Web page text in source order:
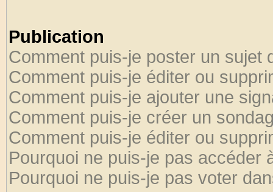
Publication
Comment puis-je poster un sujet
Comment puis-je éditer ou
Comment puis-je ajouter une
Comment puis-je créer un
Comment puis-je éditer ou
Pourquoi ne puis-je pas accéder
Pourquoi ne puis-je pas voter